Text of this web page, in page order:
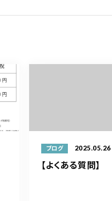
ブログ 2025.05.26
【よくある質問】